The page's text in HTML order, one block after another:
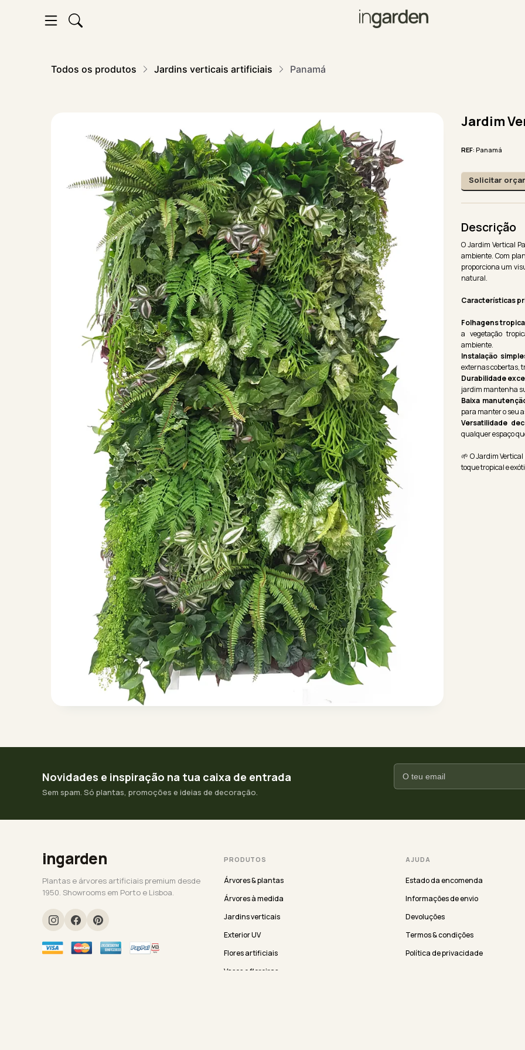
Todos os produtos Jardins verticais artificiais Panamá
Jardim
REF: Panamá
Solicitar
Descrição
O Jardim Vertical
ambiente. Com
proporciona um
natural.
Características
Folhagens
a vegetação
ambiente.
Instalação
externas cobertas,
Durabilidade
jardim mantenha
Baixa
para manter o seu
Versatilidade
qualquer espaço
🌱 O Jardim
toque tropical e
Novidades e inspiração na tua caixa de entrada
Sem spam. Só plantas, promoções e ideias de decoração.
ingarden
Plantas e árvores artificiais premium desde
1950. Showrooms em Porto e Lisboa.
PRODUTOS
Árvores & plantas
Árvores à medida
Jardins verticais
Exterior UV
Flores artificiais
Vasos e floreiras
AJUDA
Estado da encomenda
Informações de envio
Devoluções
Termos & condições
Política de privacidade